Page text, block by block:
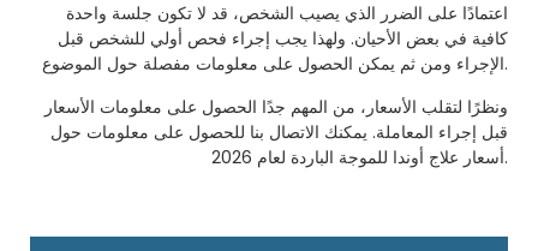
اعتمادًا على الضرر الذي يصيب الشخص، قد لا تكون جلسة واحدة
كافية في بعض الأحيان. ولهذا يجب إجراء فحص أولي للشخص قبل
الإجراء ومن ثم يمكن الحصول على معلومات مفصلة حول الموضوع.
ونظرًا لتقلب الأسعار، من المهم جدًا الحصول على معلومات الأسعار
قبل إجراء المعاملة. يمكنك الاتصال بنا للحصول على معلومات حول
أسعار علاج أوندا للموجة الباردة لعام 2026.